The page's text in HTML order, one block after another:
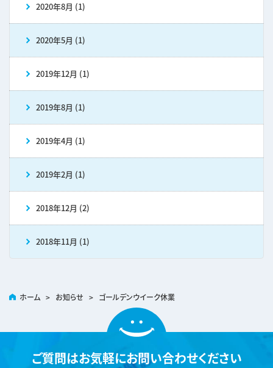
2020年8月 (1)
2020年5月 (1)
2019年12月 (1)
2019年8月 (1)
2019年4月 (1)
2019年2月 (1)
2018年12月 (2)
2018年11月 (1)
ホーム > お知らせ > ゴールデンウイーク休業
ご質問はお気軽にお問い合わせください